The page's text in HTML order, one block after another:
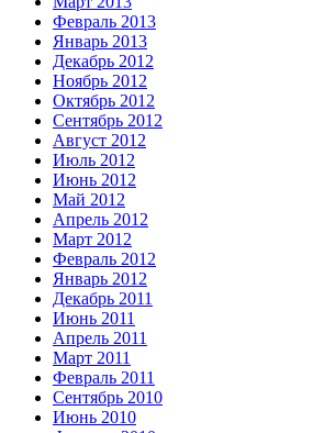
Февраль 2013
Январь 2013
Декабрь 2012
Ноябрь 2012
Октябрь 2012
Сентябрь 2012
Август 2012
Июль 2012
Июнь 2012
Май 2012
Апрель 2012
Март 2012
Февраль 2012
Январь 2012
Декабрь 2011
Июнь 2011
Апрель 2011
Март 2011
Февраль 2011
Сентябрь 2010
Июнь 2010